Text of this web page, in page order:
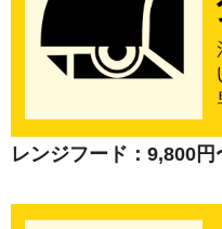
レンジフード：9,800円